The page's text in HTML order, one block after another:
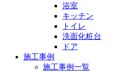
浴室
キッチン
トイレ
洗面化粧台
ドア
施工事例
施工事例一覧